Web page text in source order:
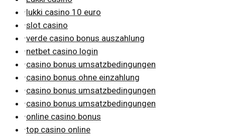
·lukki casino 10 euro
·slot casino
·verde casino bonus auszahlung
·netbet casino login
·casino bonus umsatzbedingungen
·casino bonus ohne einzahlung
·casino bonus umsatzbedingungen
·casino bonus umsatzbedingungen
·online casino bonus
·top casino online